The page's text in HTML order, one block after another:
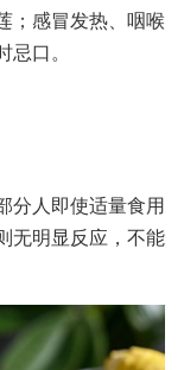
；感冒发热、咽喉
忌口。
分人即使适量食用
无明显反应，不能